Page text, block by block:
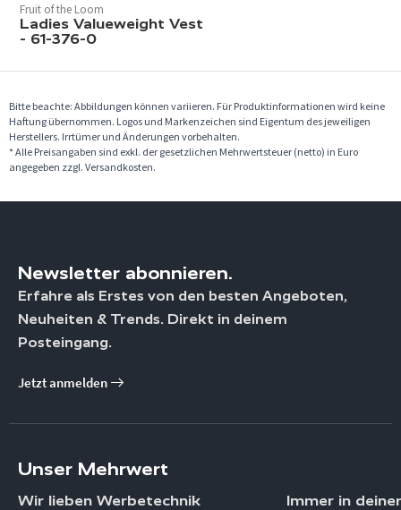
Fruit of the Loom
Ladies Valueweight Vest
- 61-376-0
Bitte beachte: Abbildungen können variieren. Für Produktinformationen wird keine
Haftung übernommen. Logos und Markenzeichen sind Eigentum des jeweiligen
Herstellers. Irrtümer und Änderungen vorbehalten.
* Alle Preisangaben sind exkl. der gesetzlichen Mehrwertsteuer (netto) in Euro
angegeben zzgl. Versandkosten.
Newsletter abonnieren.
Erfahre als Erstes von den besten Angeboten,
Neuheiten & Trends. Direkt in deinem
Posteingang.
Jetzt anmelden
Unser Mehrwert
Wir lieben Werbetechnik
Immer in